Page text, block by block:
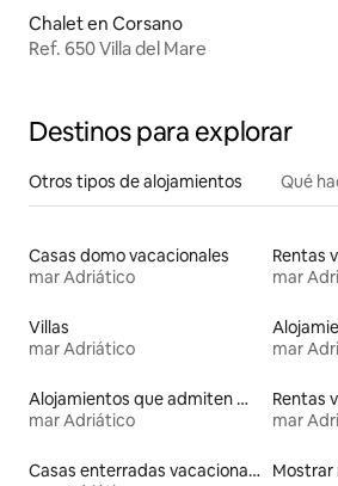
Chalet en Corsano
Ref. 650 Villa del Mare
Destinos para explorar
Otros tipos de alojamientos Qué
Casas domo vacacionales
mar Adriático
mar
Villas
mar Adriático
mar
Alojamientos que admiten mascotas
mar Adriático
mar
Casas enterradas vacacionales
Mostrar